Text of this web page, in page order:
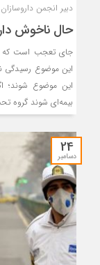
دبیر انجمن
حال ناخوش
جای تعجب است که
این موضوع رسیدگی
این موضوع شوند؛
بیمه‌ای شوند گروه
24
دسامبر